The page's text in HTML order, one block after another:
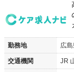
勤務地 広
交通機関 JR